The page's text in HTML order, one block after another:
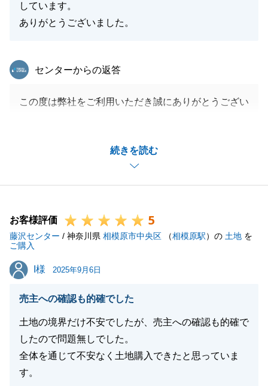
しています。
ありがとうございました。
続きを読む
東急リバブル
センターからの返答
この度は弊社をご利用いただき誠にありがとうござい
今後とも不動産に関するお悩みやご相談がございまし
たらお気兼ねなくご連絡頂けますと幸いです。
何卒、よろしくお願い申し上げます。
閉じる
お客様評価 5
藤沢センター / 神奈川県 相模原市中央区 （相模原駅）の 土地 を
ご購入
I様
I様 2025年9月6日
売主への確認も的確でした
土地の境界だけ不安でしたが、売主への確認も的確で
したので問題無しでした。
全体を通じて不安なく土地購入できたと思っていま
す。